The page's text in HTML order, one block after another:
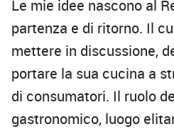
Le mie idee nascono al
partenza e di ritorno. Il
mettere in discussione,
portare la sua cucina a
di consumatori. Il ruolo
gastronomico, luogo